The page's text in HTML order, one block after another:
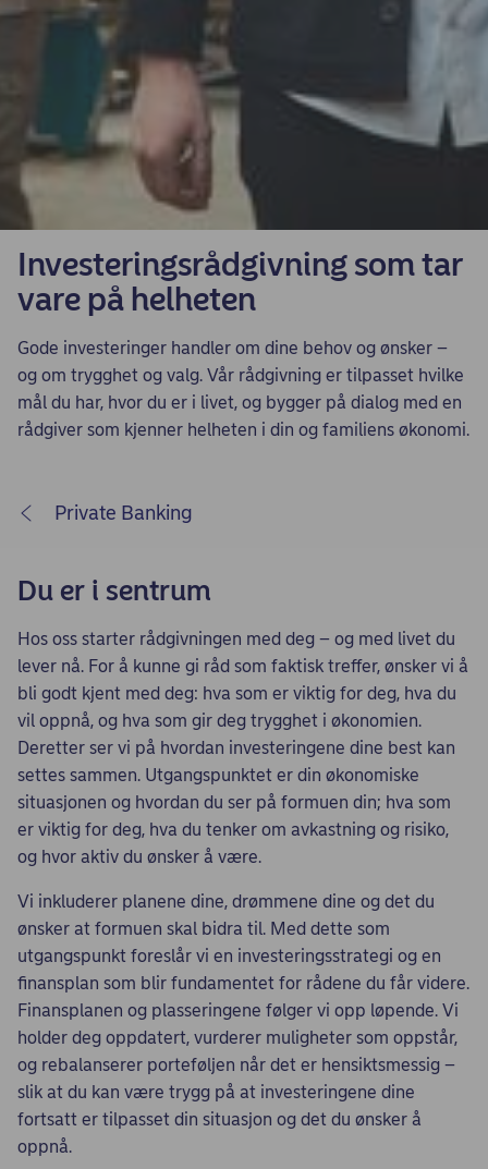
Investeringsrådgivning som tar
vare på helheten
Gode investeringer handler om dine behov og ønsker –
og om trygghet og valg. Vår rådgivning er tilpasset hvilke
mål du har, hvor du er i livet, og bygger på dialog med en
rådgiver som kjenner helheten i din og familiens økonomi.
Private Banking
Du er i sentrum
Hos oss starter rådgivningen med deg – og med livet du
lever nå. For å kunne gi råd som faktisk treffer, ønsker vi å
bli godt kjent med deg: hva som er viktig for deg, hva du
vil oppnå, og hva som gir deg trygghet i økonomien.
Deretter ser vi på hvordan investeringene dine best kan
settes sammen. Utgangspunktet er din økonomiske
situasjonen og hvordan du ser på formuen din; hva som
er viktig for deg, hva du tenker om avkastning og risiko,
og hvor aktiv du ønsker å være.
Vi inkluderer planene dine, drømmene dine og det du
ønsker at formuen skal bidra til. Med dette som
utgangspunkt foreslår vi en investeringsstrategi og en
finansplan som blir fundamentet for rådene du får videre.
Finansplanen og plasseringene følger vi opp løpende. Vi
holder deg oppdatert, vurderer muligheter som oppstår,
og rebalanserer porteføljen når det er hensiktsmessig –
slik at du kan være trygg på at investeringene dine
fortsatt er tilpasset din situasjon og det du ønsker å
oppnå.